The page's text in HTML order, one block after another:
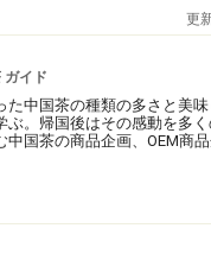
更
ガイド
た中国茶の種類の多さと美味
ぶ。帰国後はその感動を多く
中国茶の商品企画、OEM商